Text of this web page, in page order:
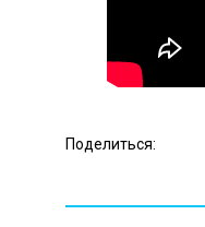
Поделиться: